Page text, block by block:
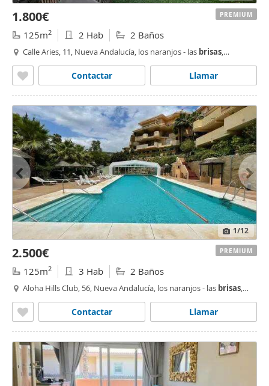
1.800€
125m2 2 Hab 2 Baños
Calle Aries, 11, Nueva Andalucía, los naranjos - las brisas,
Llamar
Contactar
PREMIUM
1/12
2.500€
125m2 3 Hab 2 Baños
Aloha Hills Club, 56, Nueva Andalucía, los naranjos - las brisas,
Llamar
Contactar
PREMIUM